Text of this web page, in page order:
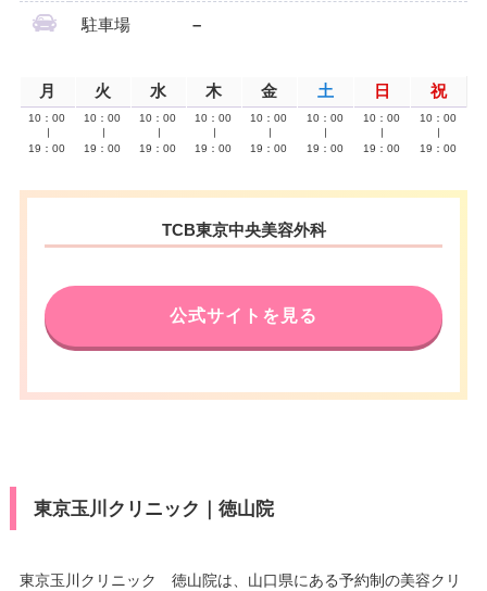
駐車場 –
月 火 水 木 金 土 日 祝
10：00
19：00
10：00
19：00
10：00
19：00
10：00
19：00
10：00
19：00
10：00
19：00
10：00
19：00
10：00
19：00
TCB東京中央美容外科
公式サイトを見る
東京玉川クリニック｜徳山院
東京玉川クリニック 徳山院は、山口県にある予約制の美容クリ